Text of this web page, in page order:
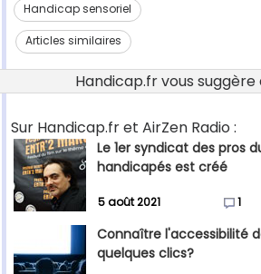
Handicap sensoriel
Articles similaires
Handicap.fr vous suggère
Sur Handicap.fr et AirZen Radio :
Le 1er syndicat des pros
handicapés est créé
5 août 2021 1
Connaître l'accessibilité
quelques clics?